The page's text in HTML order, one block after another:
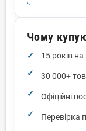
Чому
15 років
30 000+
Офіційні
Перевірка